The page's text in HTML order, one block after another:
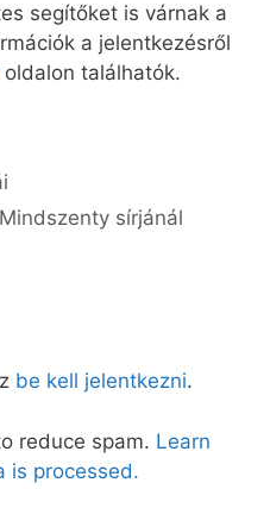
segítőket is várnak a
a jelentkezésről
oldalon találhatók.
sírjánál
be kell jelentkezni.
reduce spam. Learn
is processed.